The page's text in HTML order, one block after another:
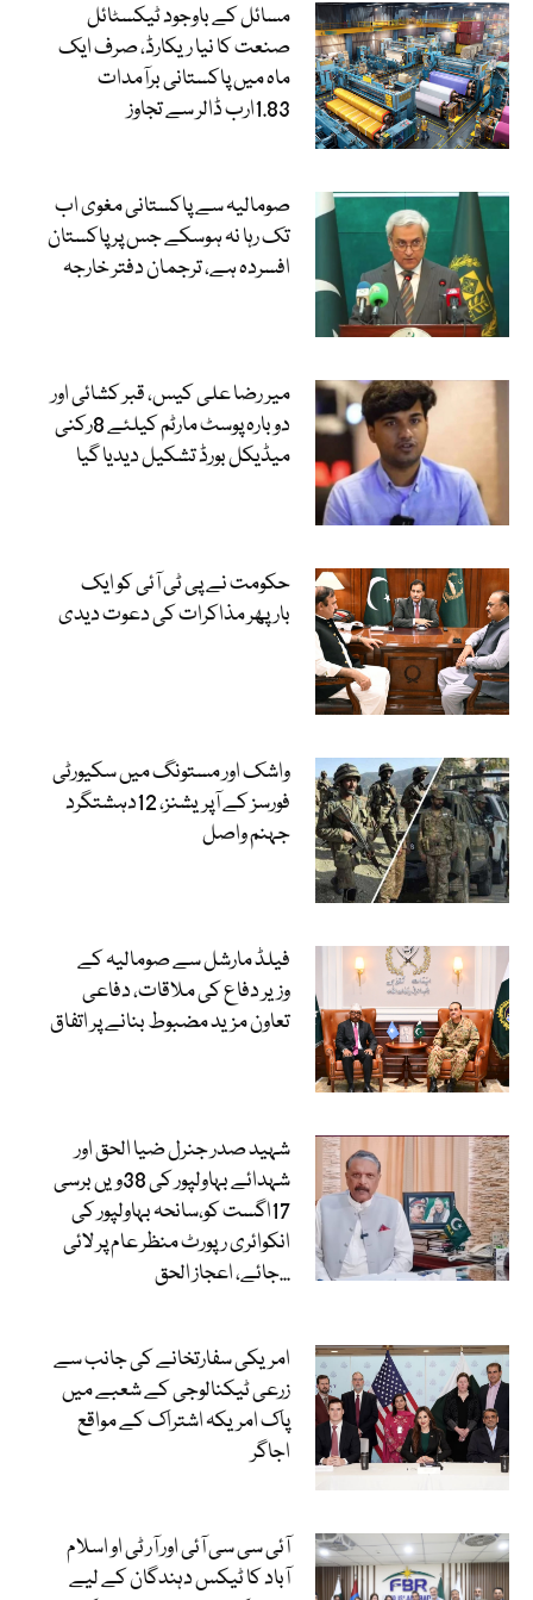
مسائل کے باوجود ٹیکسٹائل
صنعت کا نیا ریکارڈ، صرف ایک
ماہ میں پاکستانی برآمدات
1.83ارب ڈالر سے تجاوز
صومالیہ سے پاکستانی مغوی اب
تک رہا نہ ہوسکے جس پر پاکستان
افسردہ ہے، ترجمان دفتر خارجہ
میر رضا علی کیس، قبر کشائی اور
دوبارہ پوسٹ مارٹم کیلئے 8رکنی
میڈیکل بورڈ تشکیل دیدیا گیا
حکومت نے پی ٹی آئی کو ایک
بارپھر مذاکرات کی دعوت دیدی
واشک اور مستونگ میں سکیورٹی
فورسز کے آپریشنز، 12دہشتگرد
جہنم واصل
فیلڈ مارشل سے صومالیہ کے
وزیر دفاع کی ملاقات، دفاعی
تعاون مزید مضبوط بنانے پر اتفاق
شہید صدر جنرل ضیا الحق اور
شہدائے بہاولپور کی 38ویں برسی
17اگست کو،سانحہ بہاولپور کی
انکوائری رپورٹ منظر عام پر لائی
جائے، اعجاز الحق...
امریکی سفارتخانے کی جانب سے
زرعی ٹیکنالوجی کے شعبے میں
پاک امریکہ اشتراک کے مواقع
اجاگر
آئی سی سی آئی اور آر ٹی او اسلام
آباد کا ٹیکس دہندگان کے لیے